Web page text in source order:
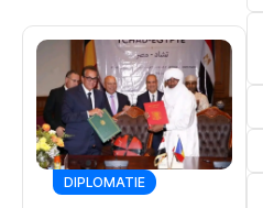
CULTURE
DIPLOMATIE